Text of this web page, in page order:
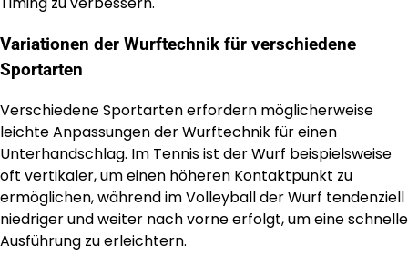
Variationen der Wurftechnik für verschiedene
Sportarten
Verschiedene Sportarten erfordern möglicherweise
leichte Anpassungen der Wurftechnik für einen
Unterhandschlag. Im Tennis ist der Wurf beispielsweise
oft vertikaler, um einen höheren Kontaktpunkt zu
ermöglichen, während im Volleyball der Wurf tendenziell
niedriger und weiter nach vorne erfolgt, um eine schnelle
Ausführung zu erleichtern.